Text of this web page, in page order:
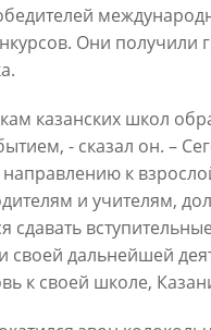
Салават Купере
из самых больших
Они получили
казанских школ
- сказал он. –
к
и учителям,
дальнейшей
к своей школе,